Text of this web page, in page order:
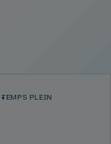
TEMPS PLEIN